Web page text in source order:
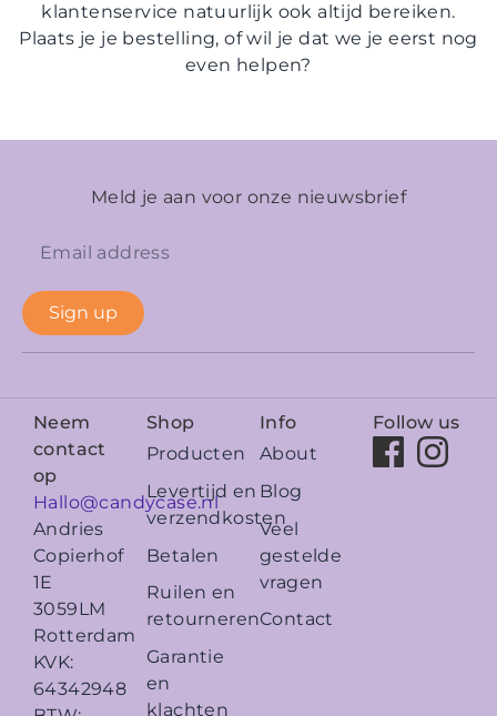
klantenservice natuurlijk ook altijd bereiken.
Plaats je je bestelling, of wil je dat we je eerst nog
even helpen?
Meld je aan voor onze nieuwsbrief
Sign up
Neem
contact
op
Hallo@candycase.nl
Andries
Copierhof
1E
3059LM
Rotterdam
KVK:
64342948
Shop
Producten
Levertijd en
verzendkosten
Betalen
Ruilen en
retourneren
Garantie
en
klachten
Info
About
Blog
Veel
gestelde
vragen
Contact
Follow us